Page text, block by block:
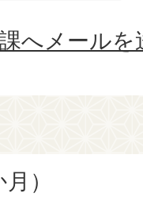
へメールを
）